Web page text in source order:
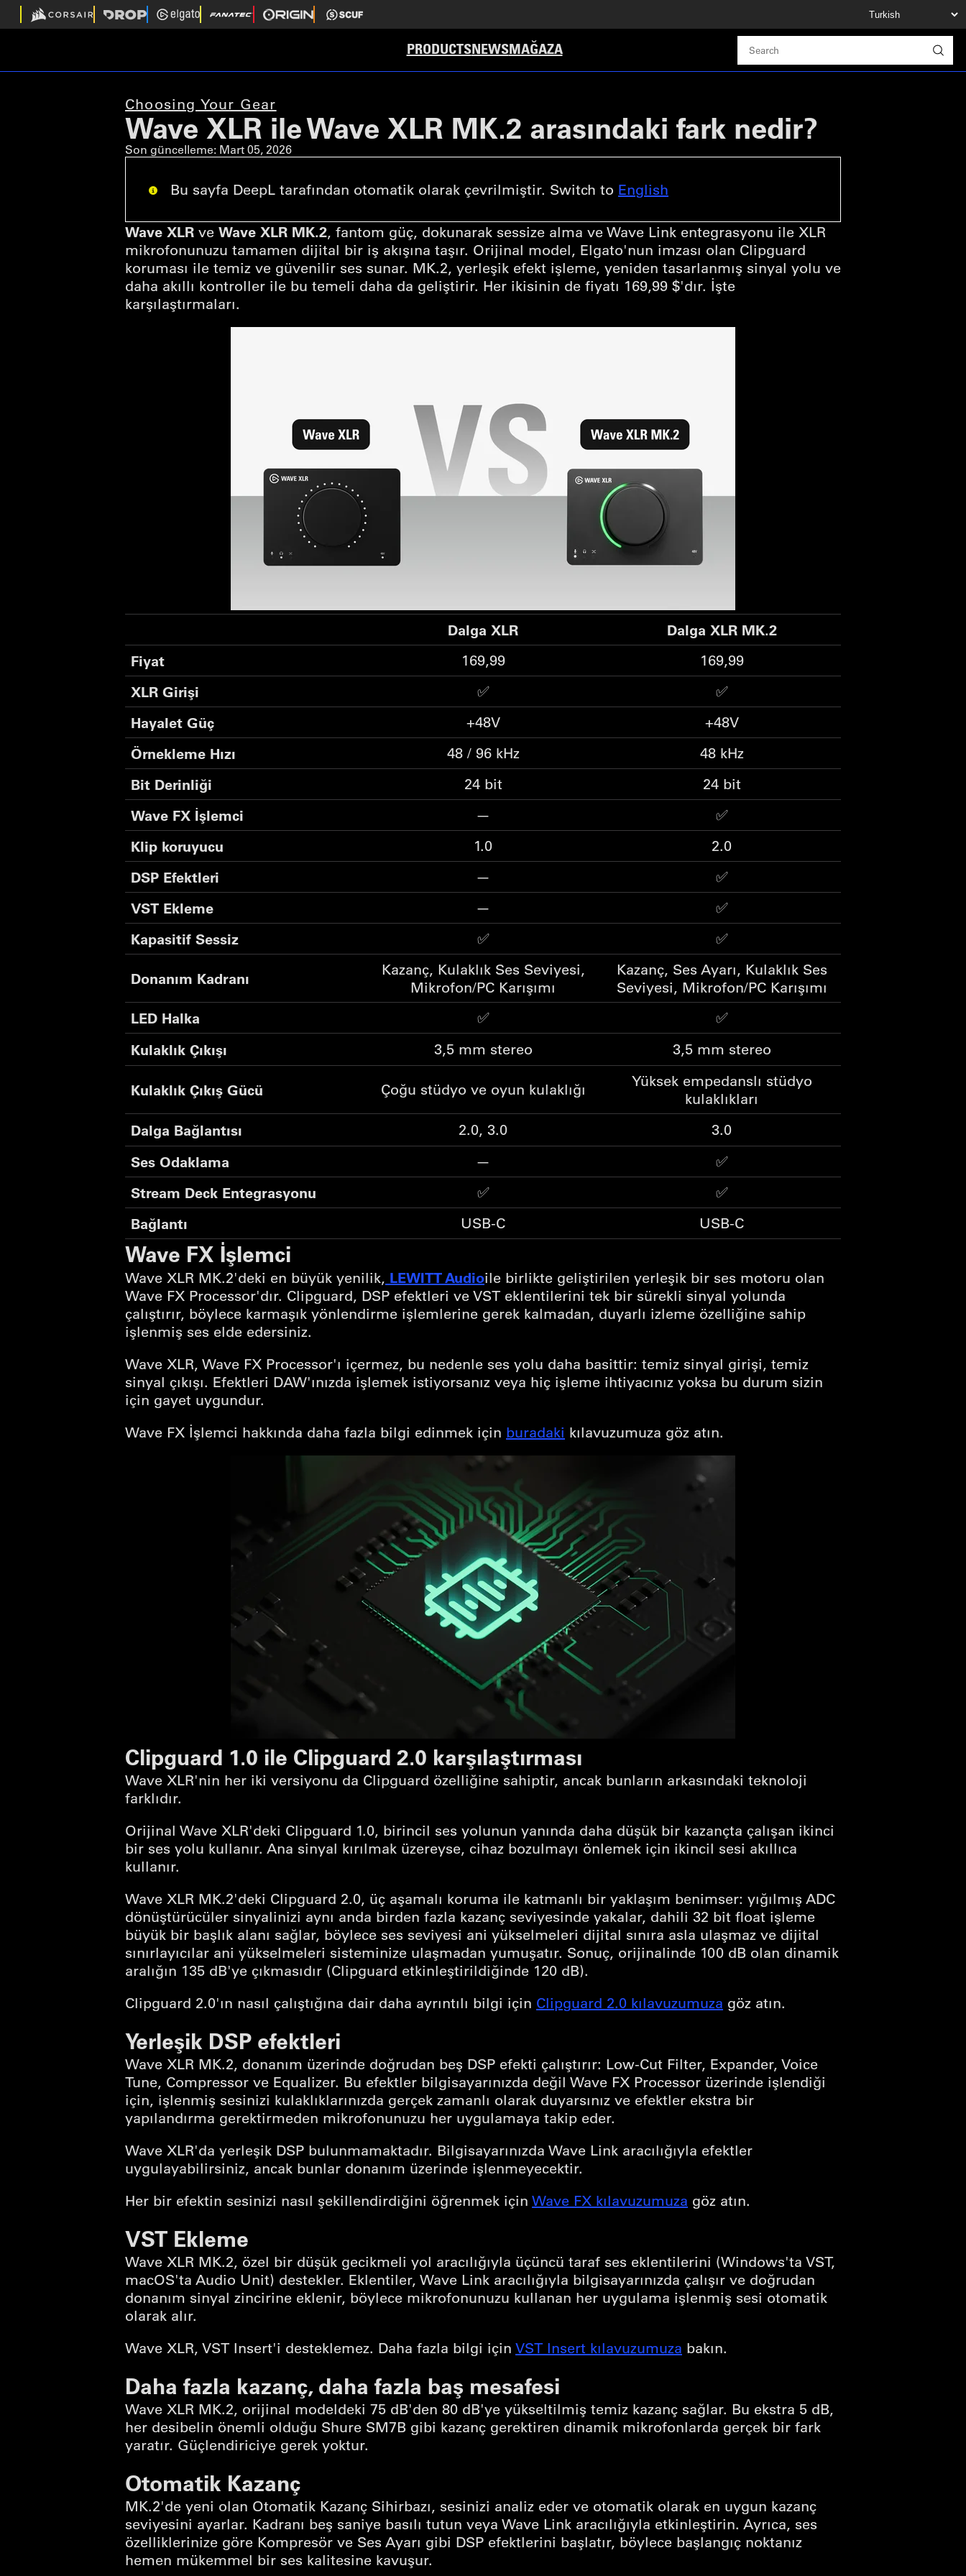
PRODUCTSNEWSMAĞAZA
Choosing Your Gear
Wave XLR ile Wave XLR MK.2 arasındaki fark nedir?
Son güncelleme: Mart 05, 2026
Bu sayfa DeepL tarafından otomatik olarak çevrilmiştir. Switch to English
Wave XLR ve Wave XLR MK.2, fantom güç, dokunarak sessize alma ve Wave Link entegrasyonu ile XLR
mikrofonunuzu tamamen dijital bir iş akışına taşır. Orijinal model, Elgato'nun imzası olan Clipguard
koruması ile temiz ve güvenilir ses sunar. MK.2, yerleşik efekt işleme, yeniden tasarlanmış sinyal yolu ve
daha akıllı kontroller ile bu temeli daha da geliştirir. Her ikisinin de fiyatı 169,99 $'dır. İşte
karşılaştırmaları.
Dalga XLR
Dalga XLR MK.2
Fiyat
169,99 169,99
XLR Girişi ✅ ✅
Hayalet Güç +48V +48V
Örnekleme Hızı 48 / 96 kHz 48 kHz
Bit Derinliği 24 bit 24 bit
Wave FX İşlemci — ✅
Klip koruyucu 1.0 2.0
DSP Efektleri — ✅
VST Ekleme — ✅
Kapasitif Sessiz ✅ ✅
Donanım Kadranı
Kazanç, Kulaklık Ses Seviyesi,
Mikrofon/PC Karışımı
Kazanç, Ses Ayarı, Kulaklık Ses
Seviyesi, Mikrofon/PC Karışımı
LED Halka ✅ ✅
Kulaklık Çıkışı 3,5 mm stereo 3,5 mm stereo
Kulaklık Çıkış Gücü Çoğu stüdyo ve oyun kulaklığı
Yüksek empedanslı stüdyo
kulaklıkları
Dalga Bağlantısı 2.0, 3.0 3.0
Ses Odaklama — ✅
Stream Deck Entegrasyonu ✅ ✅
Bağlantı USB-C USB-C
Wave FX İşlemci
Wave XLR MK.2'deki en büyük yenilik, LEWITT Audioile birlikte geliştirilen yerleşik bir ses motoru olan
Wave FX Processor'dır. Clipguard, DSP efektleri ve VST eklentilerini tek bir sürekli sinyal yolunda
çalıştırır, böylece karmaşık yönlendirme işlemlerine gerek kalmadan, duyarlı izleme özelliğine sahip
işlenmiş ses elde edersiniz.
Wave XLR, Wave FX Processor'ı içermez, bu nedenle ses yolu daha basittir: temiz sinyal girişi, temiz
sinyal çıkışı. Efektleri DAW'ınızda işlemek istiyorsanız veya hiç işleme ihtiyacınız yoksa bu durum sizin
için gayet uygundur.
Wave FX İşlemci hakkında daha fazla bilgi edinmek için buradaki kılavuzumuza göz atın.
Clipguard 1.0 ile Clipguard 2.0 karşılaştırması
Wave XLR'nin her iki versiyonu da Clipguard özelliğine sahiptir, ancak bunların arkasındaki teknoloji
farklıdır.
Orijinal Wave XLR'deki Clipguard 1.0, birincil ses yolunun yanında daha düşük bir kazançta çalışan ikinci
bir ses yolu kullanır. Ana sinyal kırılmak üzereyse, cihaz bozulmayı önlemek için ikincil sesi akıllıca
kullanır.
Wave XLR MK.2'deki Clipguard 2.0, üç aşamalı koruma ile katmanlı bir yaklaşım benimser: yığılmış ADC
dönüştürücüler sinyalinizi aynı anda birden fazla kazanç seviyesinde yakalar, dahili 32 bit float işleme
büyük bir başlık alanı sağlar, böylece ses seviyesi ani yükselmeleri dijital sınıra asla ulaşmaz ve dijital
sınırlayıcılar ani yükselmeleri sisteminize ulaşmadan yumuşatır. Sonuç, orijinalinde 100 dB olan dinamik
aralığın 135 dB'ye çıkmasıdır (Clipguard etkinleştirildiğinde 120 dB).
Clipguard 2.0'ın nasıl çalıştığına dair daha ayrıntılı bilgi için Clipguard 2.0 kılavuzumuza göz atın.
Yerleşik DSP efektleri
Wave XLR MK.2, donanım üzerinde doğrudan beş DSP efekti çalıştırır: Low-Cut Filter, Expander, Voice
Tune, Compressor ve Equalizer. Bu efektler bilgisayarınızda değil Wave FX Processor üzerinde işlendiği
için, işlenmiş sesinizi kulaklıklarınızda gerçek zamanlı olarak duyarsınız ve efektler ekstra bir
yapılandırma gerektirmeden mikrofonunuzu her uygulamaya takip eder.
Wave XLR'da yerleşik DSP bulunmamaktadır. Bilgisayarınızda Wave Link aracılığıyla efektler
uygulayabilirsiniz, ancak bunlar donanım üzerinde işlenmeyecektir.
Her bir efektin sesinizi nasıl şekillendirdiğini öğrenmek için Wave FX kılavuzumuza göz atın.
VST Ekleme
Wave XLR MK.2, özel bir düşük gecikmeli yol aracılığıyla üçüncü taraf ses eklentilerini (Windows'ta VST,
macOS'ta Audio Unit) destekler. Eklentiler, Wave Link aracılığıyla bilgisayarınızda çalışır ve doğrudan
donanım sinyal zincirine eklenir, böylece mikrofonunuzu kullanan her uygulama işlenmiş sesi otomatik
olarak alır.
Wave XLR, VST Insert'i desteklemez. Daha fazla bilgi için VST Insert kılavuzumuza bakın.
Daha fazla kazanç, daha fazla baş mesafesi
Wave XLR MK.2, orijinal modeldeki 75 dB'den 80 dB'ye yükseltilmiş temiz kazanç sağlar. Bu ekstra 5 dB,
her desibelin önemli olduğu Shure SM7B gibi kazanç gerektiren dinamik mikrofonlarda gerçek bir fark
yaratır. Güçlendiriciye gerek yoktur.
Otomatik Kazanç
MK.2'de yeni olan Otomatik Kazanç Sihirbazı, sesinizi analiz eder ve otomatik olarak en uygun kazanç
seviyesini ayarlar. Kadranı beş saniye basılı tutun veya Wave Link aracılığıyla etkinleştirin. Ayrıca, ses
özelliklerinize göre Kompresör ve Ses Ayarı gibi DSP efektlerini başlatır, böylece başlangıç noktanız
hemen mükemmel bir ses kalitesine kavuşur.